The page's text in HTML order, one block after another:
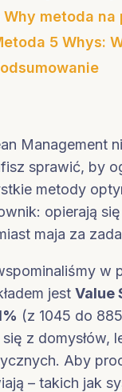
Why metoda
5 Whys:
Management
sprawić, by
metody
opierają
maja za
w
jestValue
(z 1045 do
się z domysłów,
Aby
– takich jak